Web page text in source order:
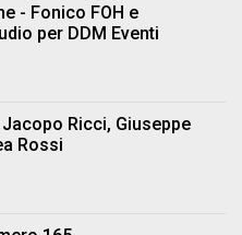
- Fonico FOH e
per DDM Eventi
Ricci, Giuseppe
Rossi